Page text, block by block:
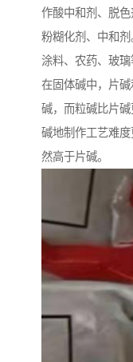
作酸中和剂、脱
粉糊化剂、中和剂
涂料、农药、玻璃
在固体碱中，片
碱，而粒碱比片
碱地制作工艺难
然高于片碱。